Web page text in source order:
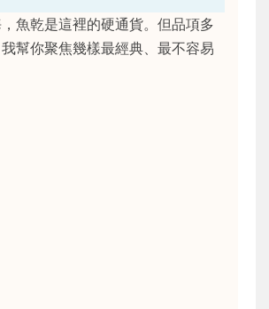
魚乾是這裡的硬通貨。但品項多
幫你聚焦幾樣最經典、最不容易